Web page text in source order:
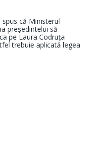
că Ministerul
președintelui să
pe Laura Codruța
trebuie aplicată legea